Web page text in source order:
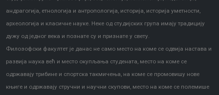
андрагогија, етнологија и антропологија, историја, историја уметности,
археологија и класичне науке. Неке од студијских група имају традицију
дужу од једног века и познате су и признате у свету.
Филозофски факултет је данас не само место на коме се одвија настава и
развија наука већ и место окупљања студената, место на коме се
одржавају трибине и спортска такмичења, на коме се промовишу нове
књиге и одржавају стручни и научни скупови, место на коме се полемише